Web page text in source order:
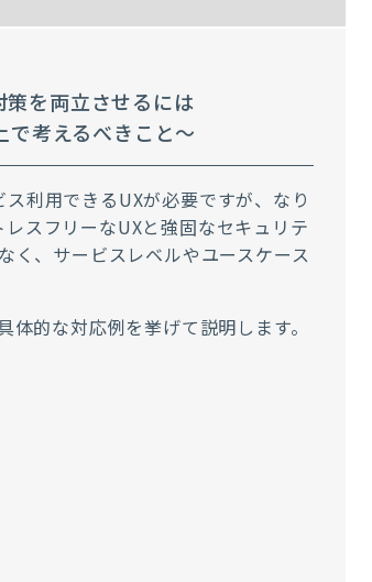
を両立させるには
考えるべきこと～
利用できるUXが必要ですが、なり
レスフリーなUXと強固なセキュリテ
く、サービスレベルやユースケース
的な対応例を挙げて説明します。